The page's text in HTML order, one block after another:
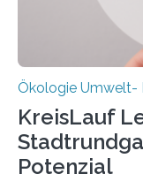
Ökologie Umwelt-
KreisLauf
Potenzial